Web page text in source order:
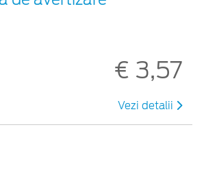
€ 3,57
Vezi detalii